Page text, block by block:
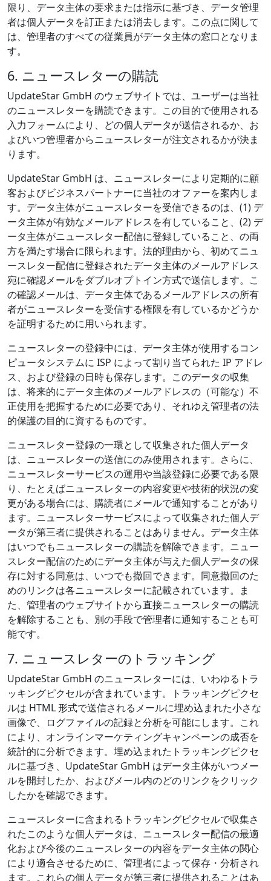
限り、データ主体の要求または指示に基づき、データ管理
者は個人データを訂正または消去します。この点に関して
は、管理者のすべての従業員がデータ主体の窓口となりま
す。
6. ニュースレターの購読
UpdateStar GmbH のウェブサイトでは、ユーザーは当社
のニュースレターを購読できます。この目的で使用される
入力フォームにより、どの個人データが送信されるか、お
よびいつ管理者からニュースレターが注文されるかが決ま
ります。
UpdateStar GmbH は、ニュースレターにより定期的に顧
客およびビジネスパートナーに当社のオファーを案内しま
す。データ主体がニュースレターを受信できるのは、(1) デ
ータ主体が有効なメールアドレスを有していること、(2) デ
ータ主体がニュースレター配信に登録していること、の両
方を満たす場合に限られます。法的理由から、初めてニュ
ースレター配信に登録されたデータ主体のメールアドレス
宛に確認メールをダブルオプトイン方式で送信します。こ
の確認メールは、データ主体であるメールアドレスの所有
者がニュースレターを受信する権限を有しているかどうか
を証明するために用いられます。
ニュースレターの登録中には、データ主体が使用するコン
ピュータシステムに ISP によって割り当てられた IP アドレ
ス、および登録の日時も保存します。このデータの収集
は、将来的にデータ主体のメールアドレスの（可能な）不
正使用を把握するために必要であり、それゆえ管理者の法
的保護の目的に資するものです。
ニュースレター登録の一環として収集された個人データ
は、ニュースレターの送信にのみ使用されます。さらに、
ニュースレターサービスの運用や当該登録に必要である限
り、たとえばニュースレターの内容変更や技術的状況の変
更がある場合には、購読者にメールで通知することがあり
ます。ニュースレターサービスによって収集された個人デ
ータが第三者に提供されることはありません。データ主体
はいつでもニュースレターの購読を解除できます。ニュー
スレター配信のためにデータ主体が与えた個人データの保
存に対する同意は、いつでも撤回できます。同意撤回のた
めのリンクは各ニュースレターに記載されています。ま
た、管理者のウェブサイトから直接ニュースレターの購読
を解除することも、別の手段で管理者に通知することも可
能です。
7. ニュースレターのトラッキング
UpdateStar GmbH のニュースレターには、いわゆるトラ
ッキングピクセルが含まれています。トラッキングピクセ
ルは HTML 形式で送信されるメールに埋め込まれた小さな
画像で、ログファイルの記録と分析を可能にします。これ
により、オンラインマーケティングキャンペーンの成否を
統計的に分析できます。埋め込まれたトラッキングピクセ
ルに基づき、UpdateStar GmbH はデータ主体がいつメー
ルを開封したか、およびメール内のどのリンクをクリック
したかを確認できます。
ニュースレターに含まれるトラッキングピクセルで収集さ
れたこのような個人データは、ニュースレター配信の最適
化および今後のニュースレターの内容をデータ主体の関心
により適合させるために、管理者によって保存・分析され
ます。これらの個人データが第三者に提供されることはあ